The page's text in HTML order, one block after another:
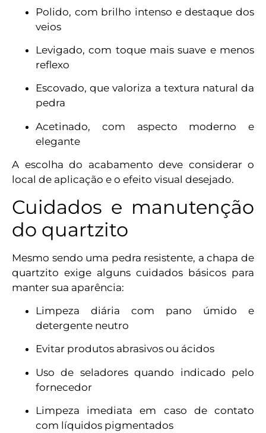
Polido, com brilho intenso e destaque dos
veios
Levigado, com toque mais suave e menos
reflexo
Escovado, que valoriza a textura natural da
pedra
Acetinado, com aspecto moderno e
elegante
A escolha do acabamento deve considerar o
local de aplicação e o efeito visual desejado.
Cuidados e manutenção
do quartzito
Mesmo sendo uma pedra resistente, a chapa de
quartzito exige alguns cuidados básicos para
manter sua aparência:
Limpeza diária com pano úmido e
detergente neutro
Evitar produtos abrasivos ou ácidos
Uso de seladores quando indicado pelo
fornecedor
Limpeza imediata em caso de contato
com líquidos pigmentados